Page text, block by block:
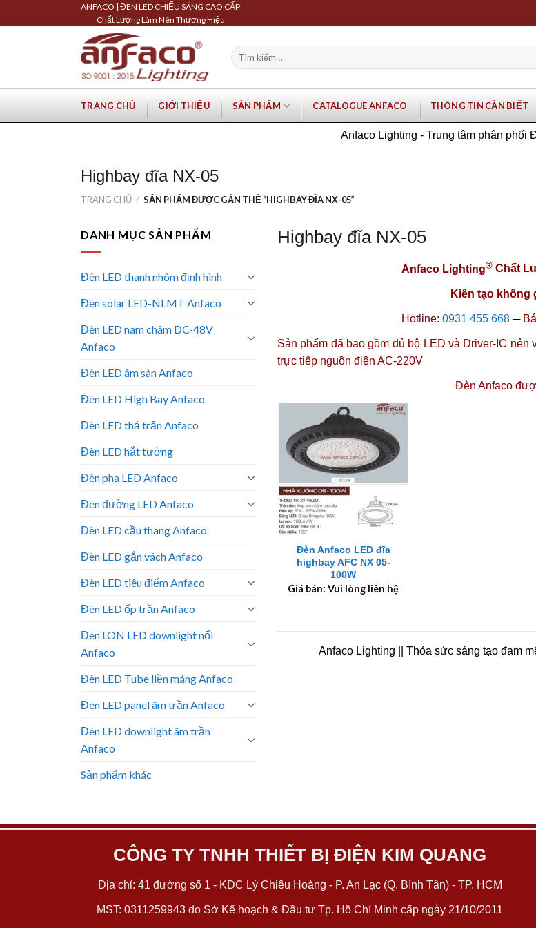
to
ANFACO | ĐÈN LED CHIẾU SÁNG CAO CẤP
Chất Lượng Làm Nên Thương Hiệu
Tìm
kiếm:
TRANG CHỦ GIỚI THIỆU SẢN PHẨM CATALOGUE ANFACO THÔNG TIN CẦN BIẾT
Anfaco Lighting - Trung tâm phân phối
Highbay đĩa NX-05
TRANG CHỦ / SẢN PHẨM ĐƯỢC GẮN THẺ “HIGHBAY ĐĨA NX-05”
DANH MỤC SẢN PHẨM
Đèn LED thanh nhôm định hình
Đèn solar LED-NLMT Anfaco
Đèn LED nam châm DC-48V
Anfaco
Đèn LED âm sàn Anfaco
Đèn LED High Bay Anfaco
Đèn LED thả trần Anfaco
Đèn LED hắt tường
Đèn pha LED Anfaco
Đèn đường LED Anfaco
Đèn LED cầu thang Anfaco
Đèn LED gắn vách Anfaco
Đèn LED tiêu điểm Anfaco
Đèn LED ốp trần Anfaco
Đèn LON LED downlight nổi
Anfaco
Đèn LED Tube liền máng Anfaco
Đèn LED panel âm trần Anfaco
Đèn LED downlight âm trần
Anfaco
Sản phẩm khác
Highbay đĩa NX-05
Anfaco Lighting® Chất
Kiến tạo không
Hotline: 0931 455 668 ─
Sản phẩm đã bao gồm đủ bộ LED và Driver-IC
trực tiếp nguồn điện AC-220V
Đèn Anfaco
+
Đèn Anfaco LED đĩa
highbay AFC NX 05-
100W
Giá bán: Vui lòng liên hệ
Anfaco Lighting || Thỏa sức sáng tạo đam
CÔNG TY TNHH THIẾT BỊ ĐIỆN KIM QUANG
Địa chỉ: 41 đường số 1 - KDC Lý Chiêu Hoàng - P. An Lạc (Q. Bình Tân) - TP. HCM
MST: 0311259943 do Sở Kế hoạch & Đầu tư Tp. Hồ Chí Minh cấp ngày 21/10/2011